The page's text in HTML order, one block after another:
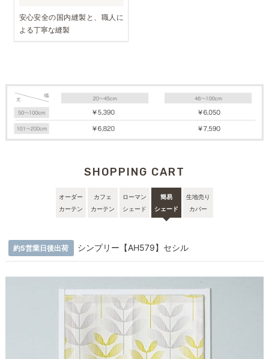
安心安全の国内縫製と、職人に
よる丁寧な縫製
SHOPPING CART
オーダー
カーテン
カフェ
カーテン
ローマン
シェード
簡易
シェード
生地売り
カバー
約5営業日後出荷 シンプリー【AH579】セシル